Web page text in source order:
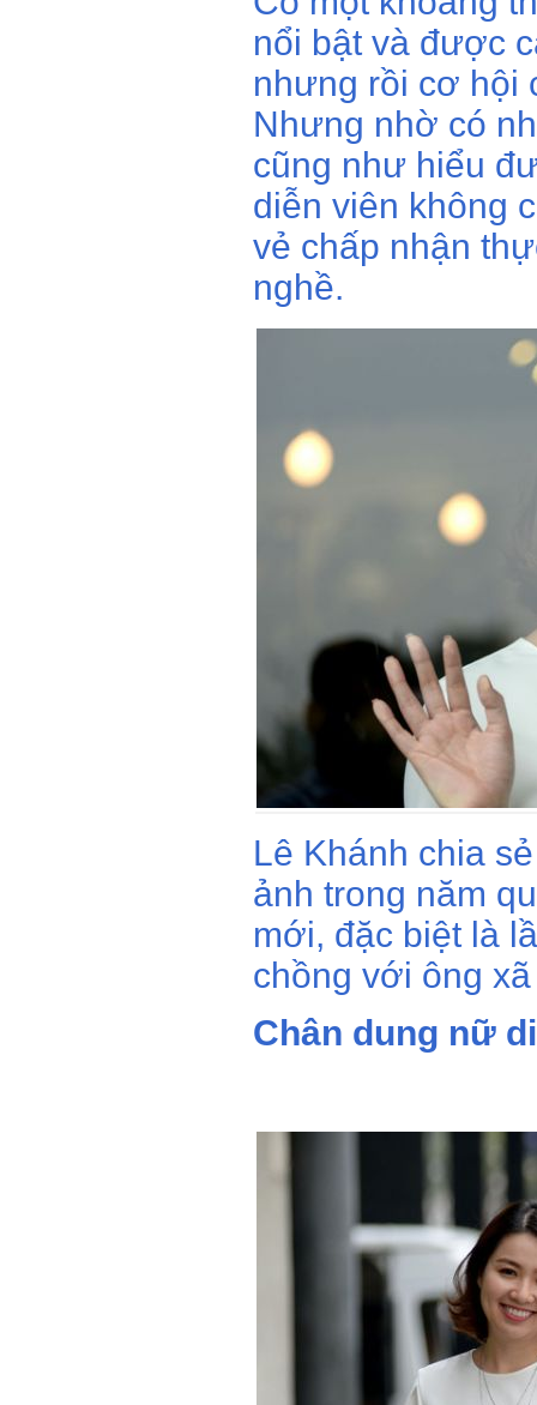
nổi bật và được
nhưng rồi cơ hội
Nhưng nhờ có
cũng như hiểu
diễn viên không
vẻ chấp nhận
nghề.
Lê Khánh chia
ảnh trong năm
mới, đặc biệt là
chồng với ông
Chân dung nữ